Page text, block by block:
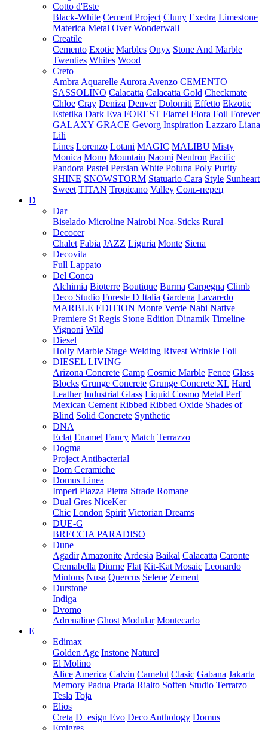
Cotto d'Este
Black-White Cement Project Cluny Exedra Limestone
Materica Metal Over Wonderwall
Creatile
Cemento Exotic Marbles Onyx Stone And Marble
Twenties Whites Wood
Creto
Ambra Aquarelle Aurora Avenzo CEMENTO
SASSOLINO Calacatta Calacatta Gold Checkmate
Chloe Cray Deniza Denver Dolomiti Effetto Ekzotic
Estetika Dark Eva FOREST Flamel Flora Foil Forever
GALAXY GRACE Gevorg Inspiration Lazzaro Liana
Lili
Lines Lorenzo Lotani MAGIC MALIBU Misty
Monica Mono Mountain Naomi Neutron Pacific
Pandora Pastel Persian White Poluna Poly Purity
SHINE SNOWSTORM Statuario Cara Style Sunheart
Sweet TITAN Tropicano Valley Соль-перец
D
Dar
Biselado Microline Nairobi Noa-Sticks Rural
Decocer
Chalet Fabia JAZZ Liguria Monte Siena
Decovita
Full Lappato
Del Conca
Alchimia Bioterre Boutique Burma Carpegna Climb
Deco Studio Foreste D Italia Gardena Lavaredo
MARBLE EDITION Monte Verde Nabi Native
Premiere St Regis Stone Edition Dinamik Timeline
Vignoni Wild
Diesel
Hoily Marble Stage Welding Rivest Wrinkle Foil
DIESEL LIVING
Arizona Concrete Camp Cosmic Marble Fence Glass
Blocks Grunge Concrete Grunge Concrete XL Hard
Leather Industrial Glass Liquid Cosmo Metal Perf
Mexican Cement Ribbed Ribbed Oxide Shades of
Blind Solid Concrete Synthetic
DNA
Eclat Enamel Fancy Match Terrazzo
Dogma
Project Antibacterial
Dom Ceramiche
Domus Linea
Imperi Piazza Pietra Strade Romane
Dual Gres NiceKer
Chic London Spirit Victorian Dreams
DUE-G
BRECCIA PARADISO
Dune
Agadir Amazonite Ardesia Baikal Calacatta Caronte
Cremabella Diurne Flat Kit-Kat Mosaic Leonardo
Mintons Nusa Quercus Selene Zement
Durstone
Indiga
Dvomo
Adrenaline Ghost Modular Montecarlo
E
Edimax
Golden Age Instone Naturel
El Molino
Alice America Calvin Camelot Clasic Gabana Jakarta
Memory Padua Prada Rialto Soften Studio Terratzo
Tesla Toja
Elios
Creta D_esign Evo Deco Anthology Domus